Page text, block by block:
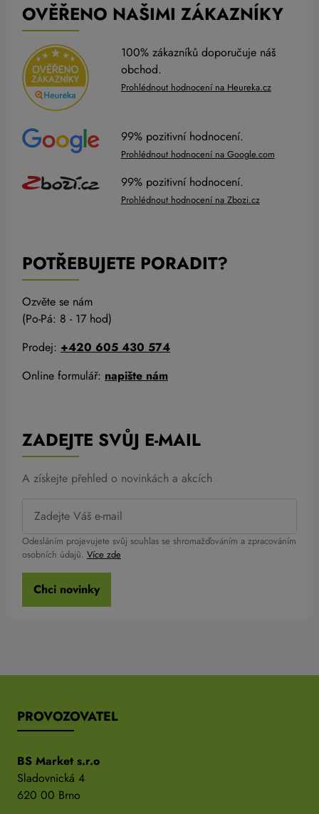
OVĚŘENO NAŠIMI ZÁKAZNÍKY
100% zákazníků doporučuje náš
obchod.
Prohlédnout hodnocení na Heureka.cz
99% pozitivní hodnocení.
Prohlédnout hodnocení na Google.com
99% pozitivní hodnocení.
Prohlédnout hodnocení na Zbozi.cz
POTŘEBUJETE PORADIT?
Ozvěte se nám
(Po-Pá: 8 - 17 hod)
Prodej: +420 605 430 574
Online formulář: napište nám
ZADEJTE SVŮJ E-MAIL
A získejte přehled o novinkách a akcích
Odesláním projevujete svůj souhlas se shromažďováním a zpracováním
osobních údajů. Více zde
Chci novinky
PROVOZOVATEL
BS Market s.r.o
Sladovnická 4
620 00 Brno